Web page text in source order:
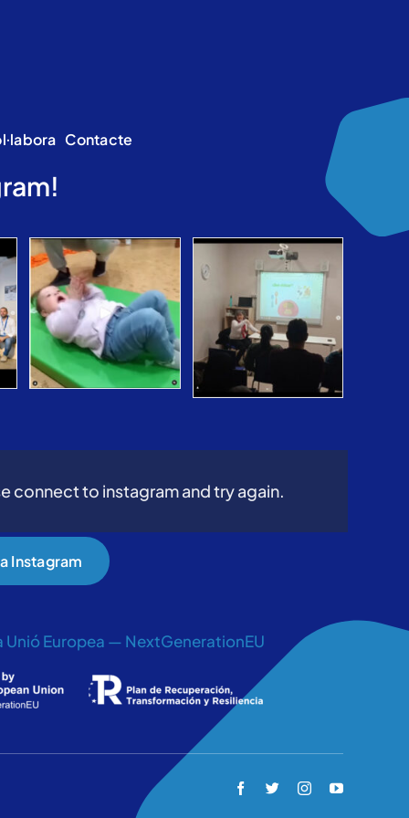
Contacte
connect to instagram and try again.
Instagram
Unió Europea — NextGenerationEU